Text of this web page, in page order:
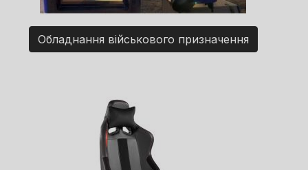
Обладнання військового призначення